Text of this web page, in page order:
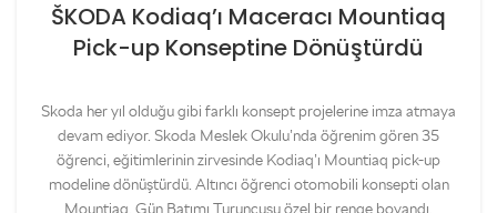
ŠKODA Kodiaq’ı Maceracı Mountiaq
Pick-up Konseptine Dönüştürdü
Skoda her yıl olduğu gibi farklı konsept projelerine imza atmaya
devam ediyor. Skoda Meslek Okulu’nda öğrenim gören 35
öğrenci, eğitimlerinin zirvesinde Kodiaq’ı Mountiaq pick-up
modeline dönüştürdü. Altıncı öğrenci otomobili konsepti olan
Mountiaq, Gün Batımı Turuncusu özel bir renge boyandı.